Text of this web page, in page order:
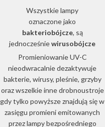
Wszystkie lampy
oznaczone jako
bakteriobójcze, są
jednocześniewirusobójcze
Promieniowanie UV-C
nieodwracalnie dezaktywuje
bakterie, wirusy, pleśnie, grzyby
oraz wszelkie inne drobnoustroje
gdy tylko powyższe znajdują się w
zasięgu promieni emitowanych
przez lampy bezpośredniego